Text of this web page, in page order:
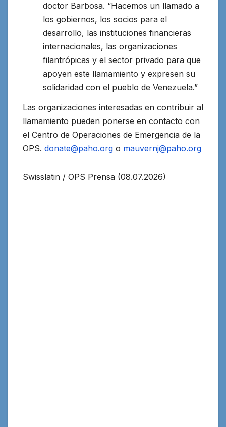
doctor Barbosa. “Hacemos un llamado a
los gobiernos, los socios para el
desarrollo, las instituciones financieras
internacionales, las organizaciones
filantrópicas y el sector privado para que
apoyen este llamamiento y expresen su
solidaridad con el pueblo de Venezuela.”
Las organizaciones interesadas en contribuir al
llamamiento pueden ponerse en contacto con
el Centro de Operaciones de Emergencia de la
OPS. donate@paho.org o mauvernj@paho.org
Swisslatin / OPS Prensa (08.07.2026)